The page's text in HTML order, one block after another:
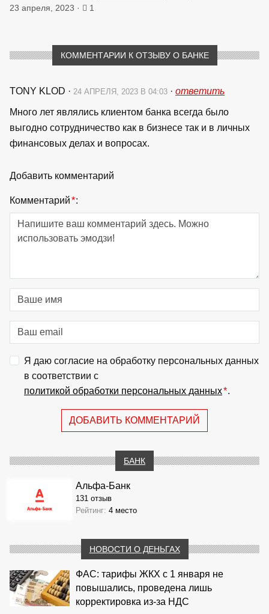
23 апреля, 2023 ·
1
КОММЕНТАРИИ К ОТЗЫВУ О БАНКЕ
TONY KLOD · 24 АПРЕЛЯ, 2023 В 04:03 · ответить
Много лет являлись клиентом банка всегда было
выгодно сотрудничество как в бизнесе так и в личных
финансовых делах и вопросах.
Добавить комментарий
Комментарий*:
Я даю согласие на обработку персональных данных
в соответствии с
политикой обработки персональных данных*.
ДОБАВИТЬ КОММЕНТАРИЙ
БАНК
Альфа-Банк
131 отзыв
Рейтинг: 4 место
НОВОСТИ О ДЕНЬГАХ
ФАС: тарифы ЖКХ с 1 января не
повышались, проведена лишь
корректировка из‑за НДС